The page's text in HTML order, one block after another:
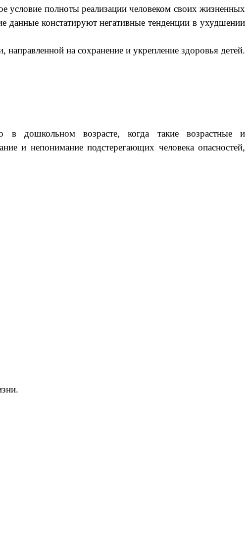
условие полноты реализации человеком своих жизненных
данные констатируют негативные тенденции в ухудшении
на сохранение и укрепление здоровья детей.
в дошкольном возрасте, когда такие возрастные и
и непонимание подстерегающих человека опасностей,